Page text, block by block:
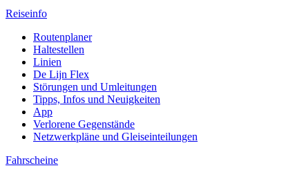
Reiseinfo
Routenplaner
Haltestellen
Linien
De Lijn Flex
Störungen und Umleitungen
Tipps, Infos und Neuigkeiten
App
Verlorene Gegenstände
Netzwerkpläne und Gleiseinteilungen
Fahrscheine